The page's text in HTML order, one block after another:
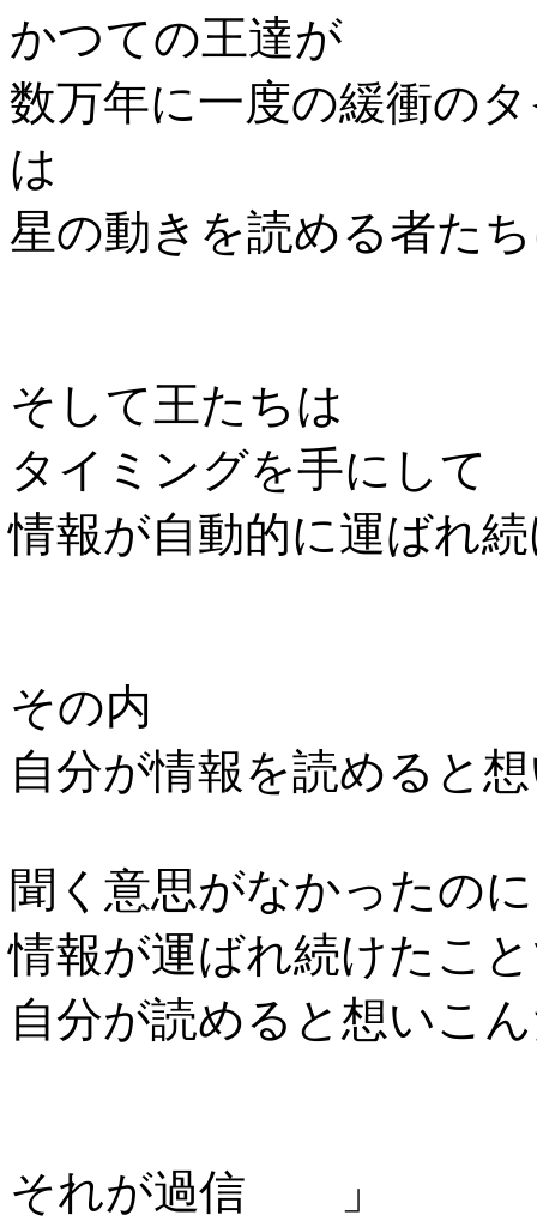
かつての王達が
数万年に一度の緩衝の
は
星の動きを読める者た
そして王たちは
タイミングを手にして
情報が自動的に運ばれ
その内
自分が情報を読めると
聞く意思がなかった
情報が運ばれ続けたこ
自分が読めると想いこ
それが過信 」